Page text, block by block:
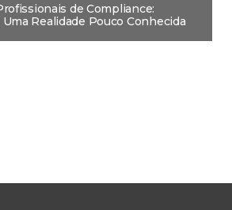
de Compliance:
Realidade Pouco Conhecida